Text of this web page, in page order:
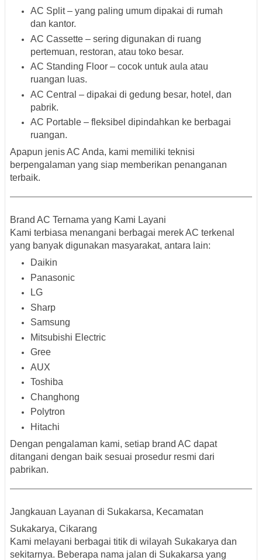
AC Split– yang paling umum dipakai di rumah
dan kantor.
AC Cassette – sering digunakan di ruang
pertemuan, restoran, atau toko besar.
AC Standing Floor – cocok untuk aula atau
ruangan luas.
AC Central – dipakai di gedung besar, hotel, dan
pabrik.
AC Portable – fleksibel dipindahkan ke berbagai
ruangan.
Apapun jenis AC Anda, kami memiliki teknisi
berpengalaman yang siap memberikan penanganan
terbaik.
Brand AC Ternama yang Kami Layani
Kami terbiasa menangani berbagai merek AC terkenal
yang banyak digunakan masyarakat, antara lain:
Daikin
Panasonic
LG
Sharp
Samsung
Mitsubishi Electric
Gree
AUX
Toshiba
Changhong
Polytron
Hitachi
Dengan pengalaman kami, setiap brand AC dapat
ditangani dengan baik sesuai prosedur resmi dari
pabrikan.
Jangkauan Layanan di Sukakarsa, Kecamatan
Sukakarya, Cikarang
Kami melayani berbagai titik di wilayah Sukakarya dan
sekitarnya. Beberapa nama jalan di Sukakarsa yang